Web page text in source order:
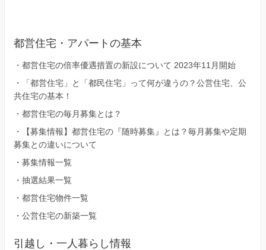
都営住宅・アパートの基本
・ 都営住宅の倍率優遇措置の新設について 2023年11月開始
・
「都営住宅」と「都民住宅」って何が違うの？公営住宅、公
共住宅の基本！
・ 都営住宅の毎月募集とは？
・
【募集情報】都営住宅の『随時募集』とは？毎月募集や定期
募集との違いについて
・ 募集情報一覧
・ 抽選結果一覧
・ 都営住宅物件一覧
・ 公営住宅の新築一覧
引越し・一人暮らし情報